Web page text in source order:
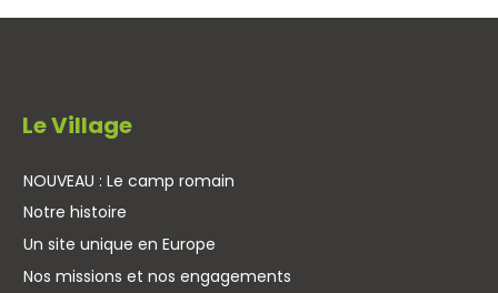
Le Village
NOUVEAU : Le camp romain
Notre histoire
Un site unique en Europe
Nos missions et nos engagements